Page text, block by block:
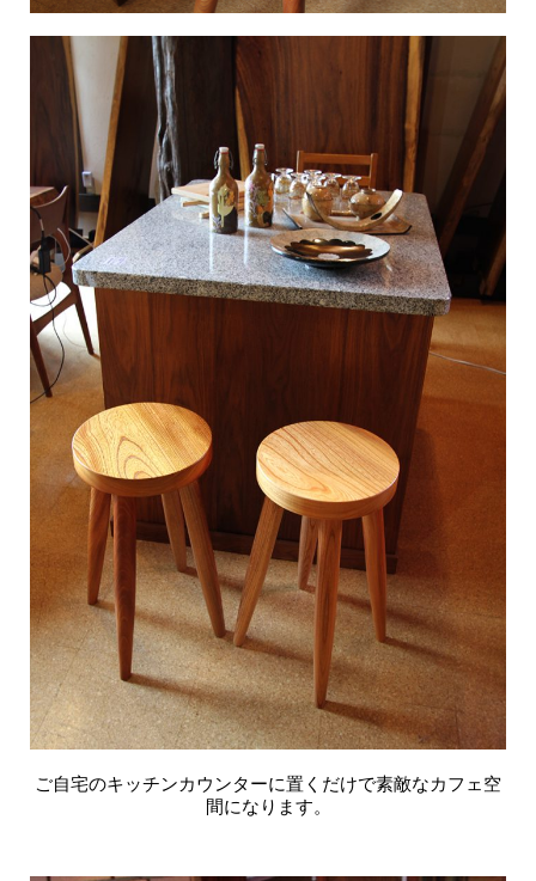
ご自宅のキッチンカウンターに置くだけで素敵なカフェ空
間になります。